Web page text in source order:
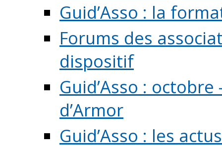
Guid’Asso : la
Forums des
dispositif
Guid’Asso :
d’Armor
Guid’Asso : les